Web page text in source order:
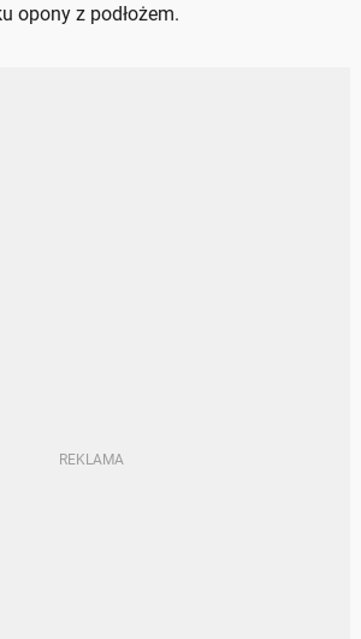
opony z podłożem.